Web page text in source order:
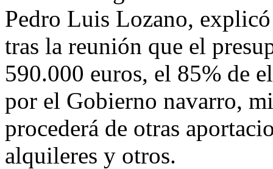
Pedro Luis Lozano,
tras la reunión que el
590.000 euros, el 85% de
por el Gobierno navarro,
procederá de otras
alquileres y otros.